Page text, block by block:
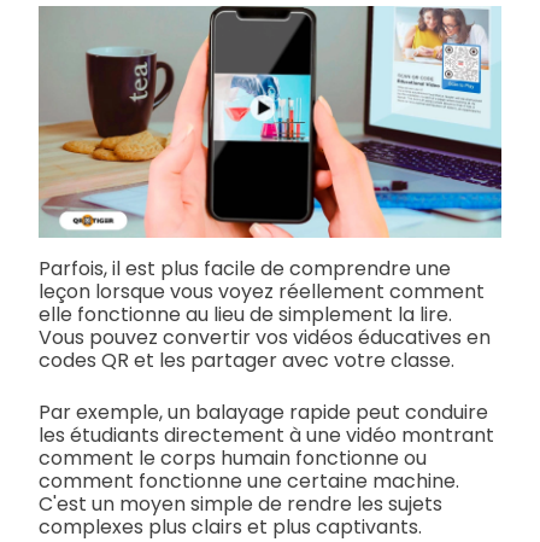
Parfois, il est plus facile de comprendre une
leçon lorsque vous voyez réellement comment
elle fonctionne au lieu de simplement la lire.
Vous pouvez convertir vos vidéos éducatives en
codes QR et les partager avec votre classe.
Par exemple, un balayage rapide peut conduire
les étudiants directement à une vidéo montrant
comment le corps humain fonctionne ou
comment fonctionne une certaine machine.
C'est un moyen simple de rendre les sujets
complexes plus clairs et plus captivants.